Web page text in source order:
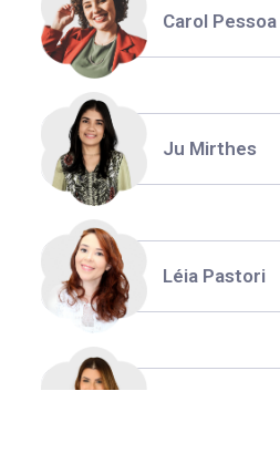
Carol Pessoa
Ju Mirthes
Léia Pastori